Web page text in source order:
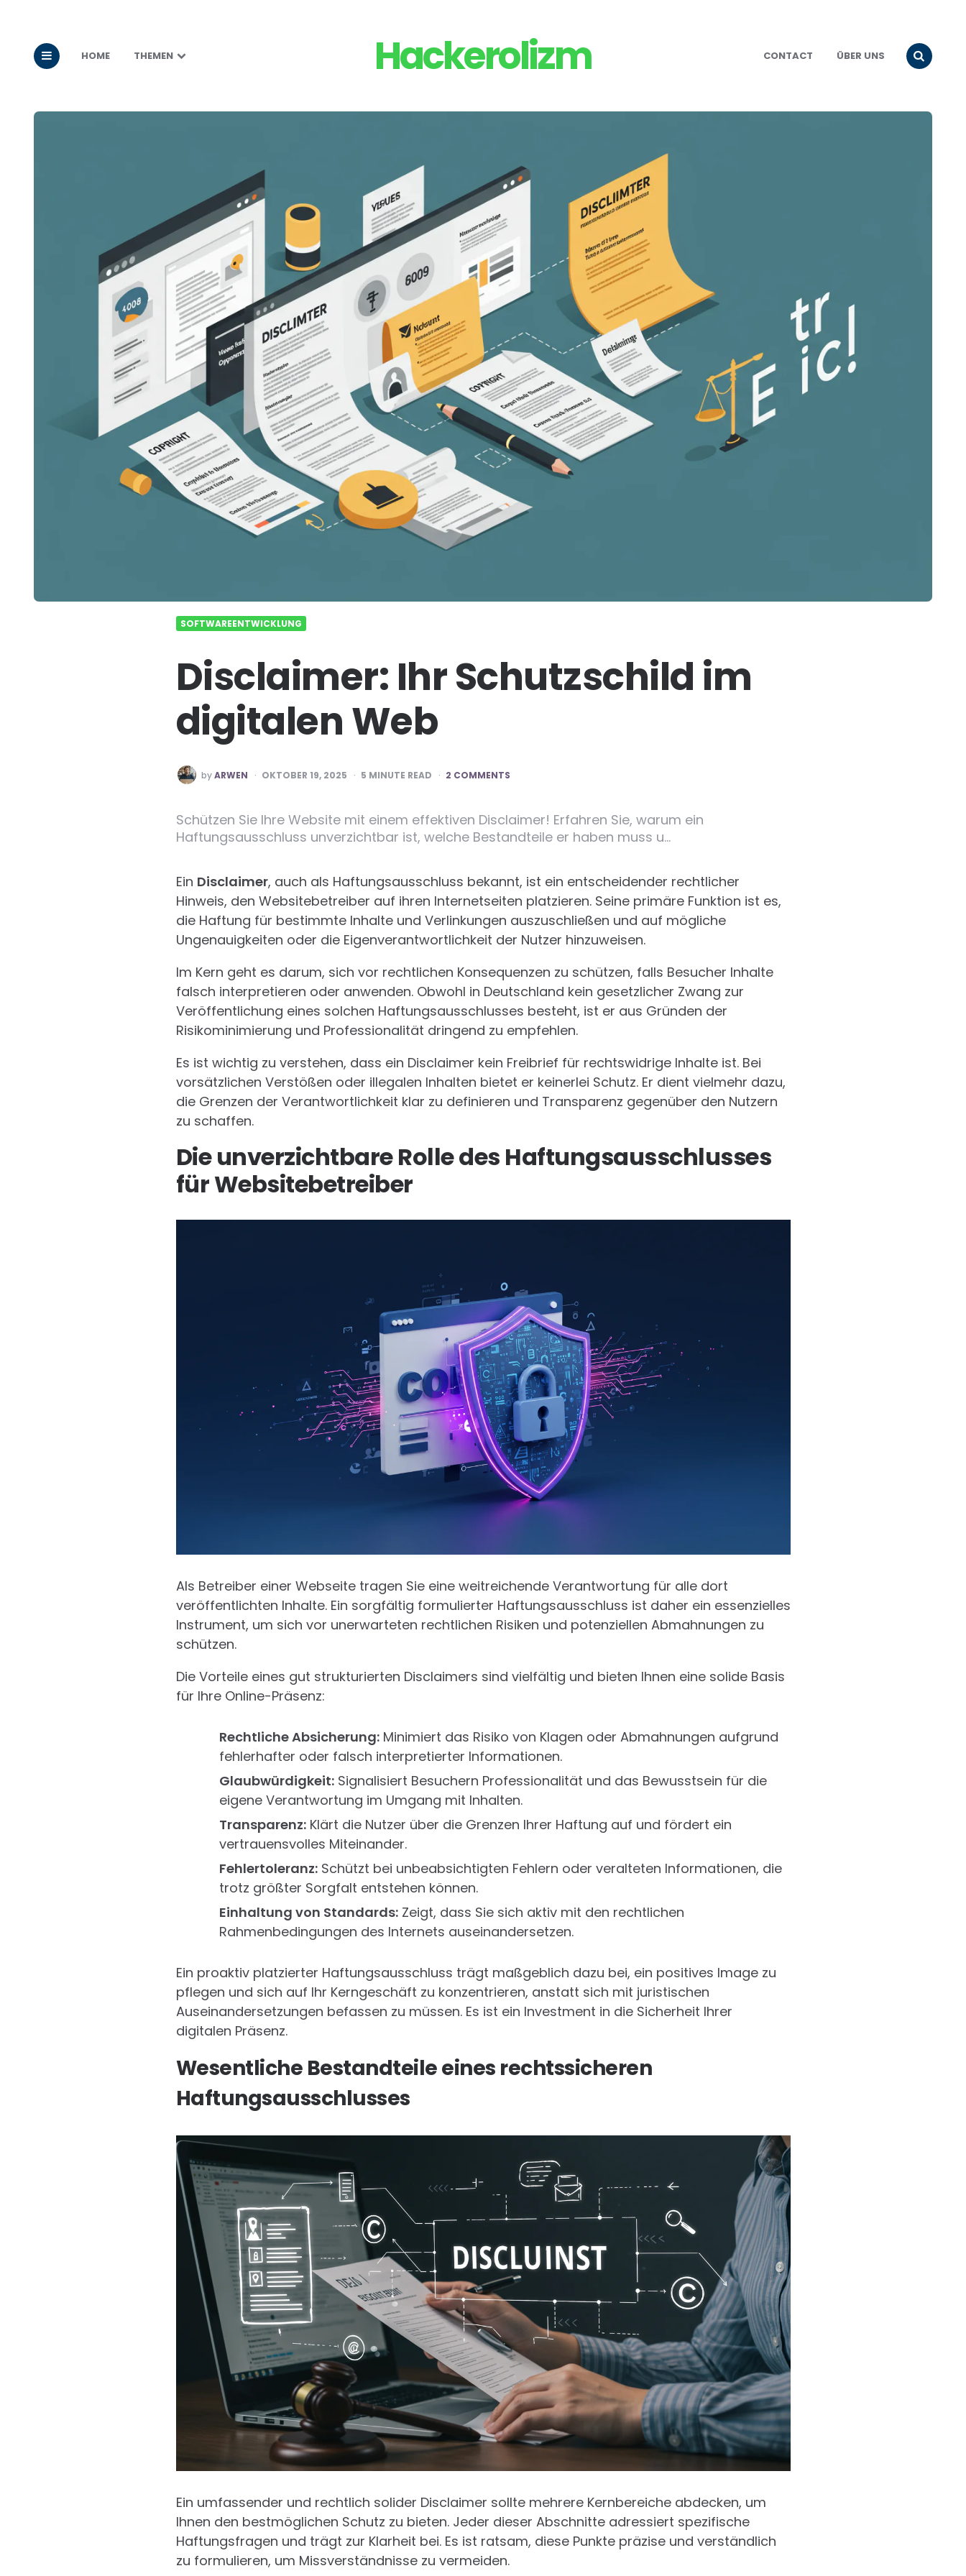
HOME THEMEN Hackerolizm CONTACT ÜBER UNS
SOFTWAREENTWICKLUNG
Disclaimer: Ihr Schutzschild im
digitalen Web
POSTED
BY
by ARWEN OKTOBER 19, 2025 5 MINUTE READ 2 COMMENTS
Schützen Sie Ihre Website mit einem effektiven Disclaimer! Erfahren Sie, warum ein
Haftungsausschluss unverzichtbar ist, welche Bestandteile er haben muss u…
Ein Disclaimer, auch als Haftungsausschluss bekannt, ist ein entscheidender rechtlicher
Hinweis, den Websitebetreiber auf ihren Internetseiten platzieren. Seine primäre Funktion ist es,
die Haftung für bestimmte Inhalte und Verlinkungen auszuschließen und auf mögliche
Ungenauigkeiten oder die Eigenverantwortlichkeit der Nutzer hinzuweisen.
Im Kern geht es darum, sich vor rechtlichen Konsequenzen zu schützen, falls Besucher Inhalte
falsch interpretieren oder anwenden. Obwohl in Deutschland kein gesetzlicher Zwang zur
Veröffentlichung eines solchen Haftungsausschlusses besteht, ist er aus Gründen der
Risikominimierung und Professionalität dringend zu empfehlen.
Es ist wichtig zu verstehen, dass ein Disclaimer kein Freibrief für rechtswidrige Inhalte ist. Bei
vorsätzlichen Verstößen oder illegalen Inhalten bietet er keinerlei Schutz. Er dient vielmehr dazu,
die Grenzen der Verantwortlichkeit klar zu definieren und Transparenz gegenüber den Nutzern
zu schaffen.
Die unverzichtbare Rolle des Haftungsausschlusses
für Websitebetreiber
Als Betreiber einer Webseite tragen Sie eine weitreichende Verantwortung für alle dort
veröffentlichten Inhalte. Ein sorgfältig formulierter Haftungsausschluss ist daher ein essenzielles
Instrument, um sich vor unerwarteten rechtlichen Risiken und potenziellen Abmahnungen zu
schützen.
Die Vorteile eines gut strukturierten Disclaimers sind vielfältig und bieten Ihnen eine solide Basis
für Ihre Online-Präsenz:
Rechtliche Absicherung:Minimiert das Risiko von Klagen oder Abmahnungen aufgrund
fehlerhafter oder falsch interpretierter Informationen.
Glaubwürdigkeit:Signalisiert Besuchern Professionalität und das Bewusstsein für die
eigene Verantwortung im Umgang mit Inhalten.
Transparenz:Klärt die Nutzer über die Grenzen Ihrer Haftung auf und fördert ein
vertrauensvolles Miteinander.
Fehlertoleranz:Schützt bei unbeabsichtigten Fehlern oder veralteten Informationen, die
trotz größter Sorgfalt entstehen können.
Einhaltung von Standards:Zeigt, dass Sie sich aktiv mit den rechtlichen
Rahmenbedingungen des Internets auseinandersetzen.
Ein proaktiv platzierter Haftungsausschluss trägt maßgeblich dazu bei, ein positives Image zu
pflegen und sich auf Ihr Kerngeschäft zu konzentrieren, anstatt sich mit juristischen
Auseinandersetzungen befassen zu müssen. Es ist ein Investment in die Sicherheit Ihrer
digitalen Präsenz.
Wesentliche Bestandteile eines rechtssicheren
Haftungsausschlusses
Ein umfassender und rechtlich solider Disclaimer sollte mehrere Kernbereiche abdecken, um
Ihnen den bestmöglichen Schutz zu bieten. Jeder dieser Abschnitte adressiert spezifische
Haftungsfragen und trägt zur Klarheit bei. Es ist ratsam, diese Punkte präzise und verständlich
zu formulieren, um Missverständnisse zu vermeiden.